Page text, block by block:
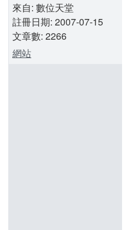
來自: 數位天堂
註冊日期: 2007-07-15
文章數: 2266
網站